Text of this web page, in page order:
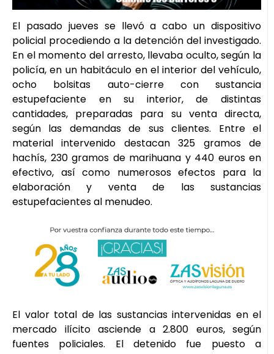
El pasado jueves se llevó a cabo un dispositivo
policial procediendo a la detención del investigado.
En el momento del arresto, llevaba oculto, según la
policía, en un habitáculo en el interior del vehículo,
ocho bolsitas auto-cierre con sustancia
estupefaciente en su interior, de distintas
cantidades, preparadas para su venta directa,
según las demandas de sus clientes. Entre el
material intervenido destacan 325 gramos de
hachís, 230 gramos de marihuana y 440 euros en
efectivo, así como numerosos efectos para la
elaboración y venta de las sustancias
estupefacientes al menudeo.
El valor total de las sustancias intervenidas en el
mercado ilícito asciende a 2.800 euros, según
fuentes policiales. El detenido fue puesto a